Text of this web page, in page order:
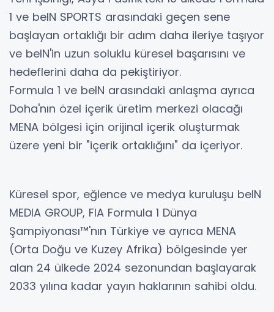
1 ve beIN SPORTS arasındaki geçen sene
başlayan ortaklığı bir adım daha ileriye taşıyor
ve beIN'in uzun soluklu küresel başarısını ve
hedeflerini daha da pekiştiriyor.
Formula 1 ve beIN arasındaki anlaşma ayrıca
Doha'nın özel içerik üretim merkezi olacağı
MENA bölgesi için orijinal içerik oluşturmak
üzere yeni bir "içerik ortaklığını" da içeriyor.
Küresel spor, eğlence ve medya kuruluşu beIN
MEDIA GROUP, FIA Formula 1 Dünya
Şampiyonası™'nın Türkiye ve ayrıca MENA
(Orta Doğu ve Kuzey Afrika) bölgesinde yer
alan 24 ülkede 2024 sezonundan başlayarak
2033 yılına kadar yayın haklarının sahibi oldu.